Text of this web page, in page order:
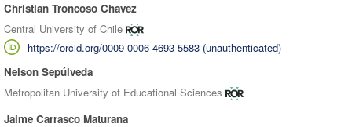
Authors
Christian Troncoso Chavez
Central University of Chile
https://orcid.org/0009-0006-4693-5583 (unauthenticated)
Nelson Sepúlveda
Metropolitan University of Educational Sciences
Jaime Carrasco Maturana